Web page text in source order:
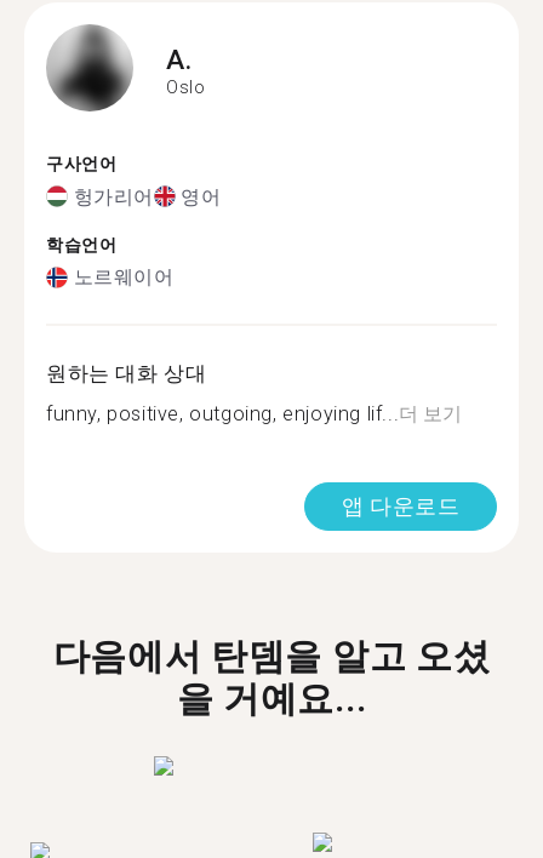
A.
Oslo
구사언어
헝가리어 영어
학습언어
노르웨이어
원하는 대화 상대
funny, positive, outgoing, enjoying lif...더 보기
앱 다운로드
다음에서 탄뎀을 알고 오셨
을 거예요...